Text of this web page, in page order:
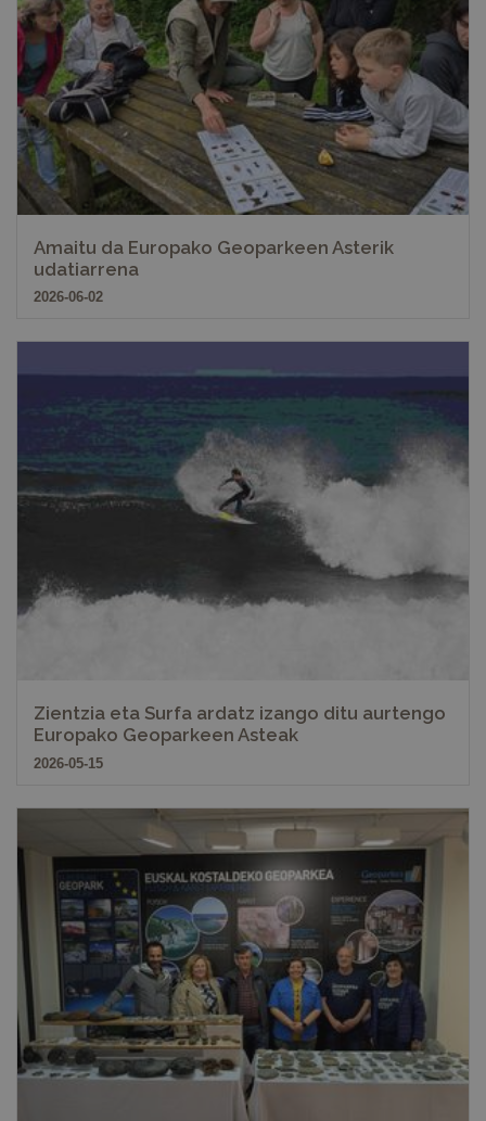
Amaitu da Europako Geoparkeen Asterik
udatiarrena
2026-06-02
Zientzia eta Surfa ardatz izango ditu aurtengo
Europako Geoparkeen Asteak
2026-05-15